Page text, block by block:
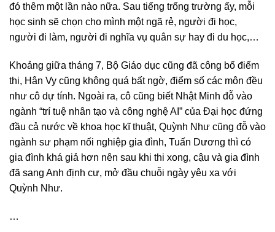
đó thêm một lần nào nữa. Sau tiếng trống trường ấy, mỗi
học sinh sẽ chọn cho mình một ngã rẻ, người đi học,
người đi làm, người đi nghĩa vụ quân sự hay đi du học,…
Khoảng giữa tháng 7, Bộ Giáo dục cũng đã công bố điểm
thi, Hân Vy cũng không quá bất ngờ, điểm số các môn đều
như cô dự tính. Ngoài ra, cô cũng biết Nhật Minh đỗ vào
ngành “trí tuệ nhân tạo và công nghệ AI” của Đại học đứng
đầu cả nước về khoa học kĩ thuật, Quỳnh Như cũng đỗ vào
ngành sư phạm nối nghiệp gia đình, Tuấn Dương thì có
gia đình khá giả hơn nên sau khi thi xong, cậu và gia đình
đã sang Anh định cư, mở đầu chuỗi ngày yêu xa với
Quỳnh Như.
…